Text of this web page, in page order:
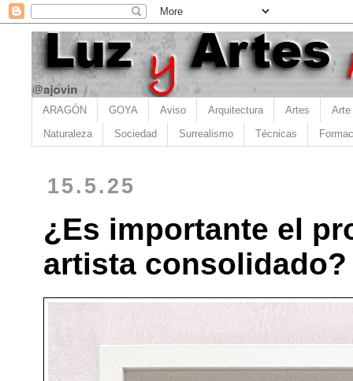
ARAGÓN GOYA Aviso Arquitectura Artes Arte
Naturaleza Sociedad Surrealismo Técnicas
15.5.25
¿Es importante el
artista consolidado?